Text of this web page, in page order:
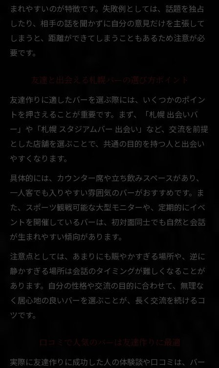
まれやすいのが特徴です。失敗例としては、話題を独占
したり、相手の話を聞かずに自分の意見だけを主張して
しまうと、距離ができてしまうこともあるため注意が必
要です。
友達と出会える札幌バーの選び方ポイント
友達作りに適したバーを選ぶ際には、いくつかのポイン
トを押さえることが重要です。まず、「札幌 出会いバ
ー」や「札幌 スタジアムバー 出会い」など、交流を前提
とした店舗を選ぶことで、共通の目的を持つ人と出会い
やすくなります。
具体的には、カウンター席や立ち飲みスペースがあり、
一人客でも入りやすい雰囲気のバーがおすすめです。ま
た、スポーツ観戦可能な大型モニターや、定期的にイベ
ントを開催しているバーは、初対面同士でも自然と会話
が生まれやすい傾向があります。
注意点としては、あまりにも賑やかすぎる場所や、逆に
静かすぎる場所は会話のタイミングが難しくなることが
あります。自分の性格や交流の目的に合わせて、無理な
く居心地の良いバーを選ぶことが、長く交流を続けるコ
ツです。
口コミで人気のバーは友達作りに最適
実際に友達作りに成功した人の体験談や口コミは、バー